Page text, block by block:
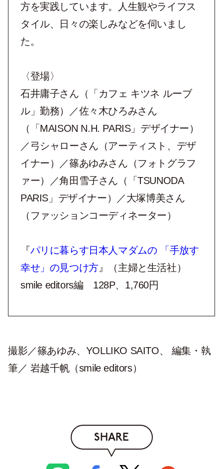
方を実践しています。人生観やライフス
タイル、日々の楽しみなどを伺いまし
た。
〈登場〉
石井庸子さん（「カフェ キツネ ルーブ
ル」勤務）／佐々木ひろみさん
（「MAISON N.H. PARIS」デザイナー）
／弓シャローさん（アーティスト、デザ
イナー）／篠あゆみさん（フォトグラフ
ァー）／角田雪子さん（「TSUNODA
PARIS」デザイナー）／大塚博美さん
（ファッションコーディネーター）
『パリに暮らす日本人マダムの 「手放す
幸せ」の見つけ方』（主婦と生活社）
smile editors編 128P、1,760円
撮影／篠あゆみ、YOLLIKO SAITO、 編集・執
筆／ 岩越千帆（smile editors）
SHARE